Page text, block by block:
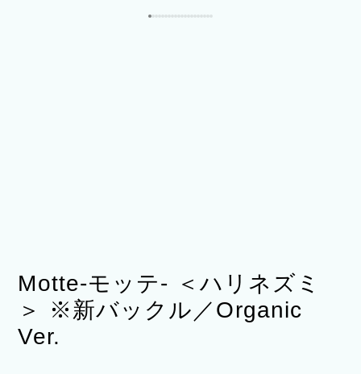
Motte-モッテ- ＜ハリネズミ
＞ ※新バックル／Organic
Ver.